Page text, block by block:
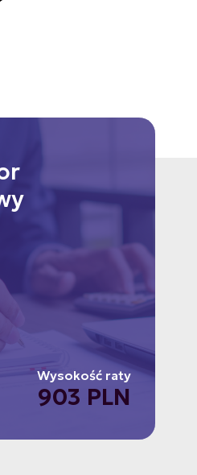
Wysokość raty
903 PLN